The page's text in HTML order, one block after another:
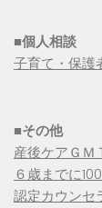
■個人相談
子育て・保護
■その他
産後ケアＧＭ
６歳までに
認定カウンセ